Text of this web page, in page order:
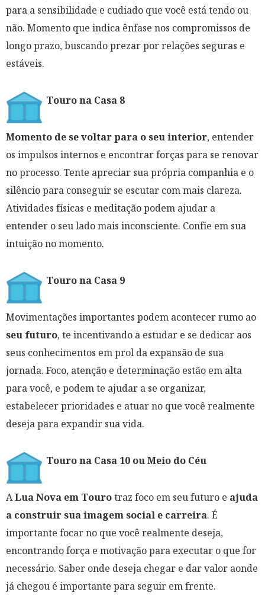
para a sensibilidade e cudiado que você está tendo ou
não. Momento que indica ênfase nos compromissos de
longo prazo, buscando prezar por relações seguras e
estáveis.
Touro na Casa 8
Momento de se voltar para o seu interior, entender
os impulsos internos e encontrar forças para se renovar
no processo. Tente apreciar sua própria companhia e o
silêncio para conseguir se escutar com mais clareza.
Atividades físicas e meditação podem ajudar a
entender o seu lado mais inconsciente. Confie em sua
intuição no momento.
Touro na Casa 9
Movimentações importantes podem acontecer rumo ao
seu futuro, te incentivando a estudar e se dedicar aos
seus conhecimentos em prol da expansão de sua
jornada. Foco, atenção e determinação estão em alta
para você, e podem te ajudar a se organizar,
estabelecer prioridades e atuar no que você realmente
deseja para expandir sua vida.
Touro na Casa 10 ou Meio do Céu
ALua Nova em Tourotraz foco em seu futuro e ajuda
a construir sua imagem social e carreira. É
importante focar no que você realmente deseja,
encontrando força e motivação para executar o que for
necessário. Saber onde deseja chegar e dar valor aonde
já chegou é importante para seguir em frente.